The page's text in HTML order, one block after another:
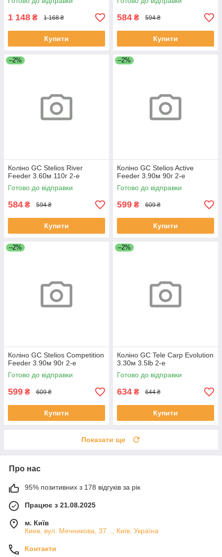
1 148 ₴ 1 168 ₴
Купити
584 ₴ 594 ₴
Купити
–2%
Коліно GC Stelios River
Feeder 3.60м 110г 2-е
Готово до відправки
584 ₴ 594 ₴
Купити
–2%
Коліно GC Stelios Active
Feeder 3.90м 90г 2-е
Готово до відправки
599 ₴ 609 ₴
Купити
–2%
Коліно GC Stelios Competition
Feeder 3.90м 90г 2-е
Готово до відправки
599 ₴ 609 ₴
Купити
–2%
Коліно GC Tele Carp Evolution
3.30м 3.5lb 2-е
Готово до відправки
634 ₴ 644 ₴
Купити
Показати ще
Про нас
95% позитивних з 178 відгуків за рік
Працює з 21.08.2025
м. Київ
Киев, вул. Мечникова, 37. ., Київ, Україна
Контакти